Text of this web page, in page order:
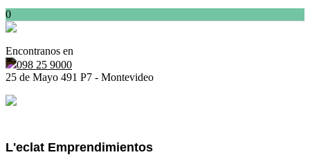
0
Encontranos en
098 25 9000
25 de Mayo 491 P7 - Montevideo
L'eclat Emprendimientos